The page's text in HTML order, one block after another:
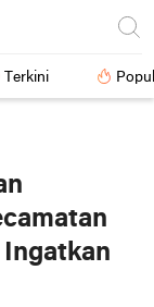
Terkini